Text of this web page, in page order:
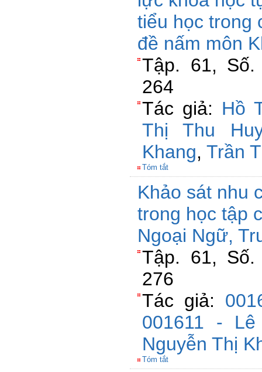
tiểu học trong
đề nấm môn
Tập. 61,
264
Tác giả: Hồ
Thị Thu
Khang, Trần
Tóm tắt
Khảo sát nhu
trong học tập
Ngoại Ngữ,
Tập. 61,
276
Tác giả:
001611 -
Nguyễn Thị
Tóm tắt